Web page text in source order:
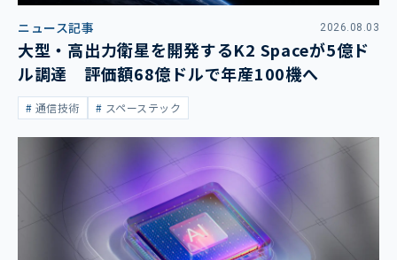
ニュース記事 2026.08.03
大型・高出力衛星を開発するK2 Spaceが5億ド
ル調達 評価額68億ドルで年産100機へ
通信技術 スペーステック